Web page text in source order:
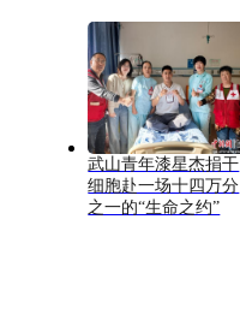
武山青年漆星杰捐干
细胞赴一场十四万分
之一的“生命之约”